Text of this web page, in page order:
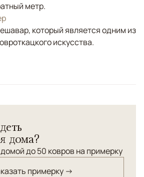
метр.
который является одним из
искусства.
узел, натуральные
дома?
до 50 ковров на примерку
примерку →